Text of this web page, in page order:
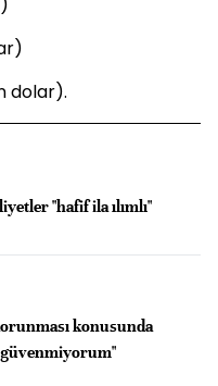
dolar).
"hafif ila ılımlı"
konusunda